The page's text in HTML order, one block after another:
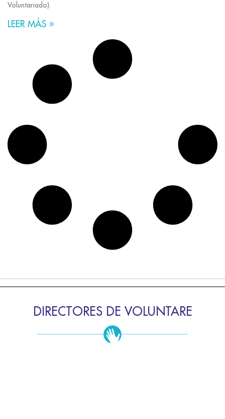
Voluntariado).
LEER MÁS »
DIRECTORES DE VOLUNTARE